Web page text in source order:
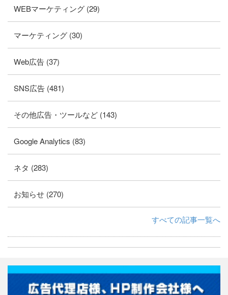
WEBマーケティング (29)
マーケティング (30)
Web広告 (37)
SNS広告 (481)
その他広告・ツールなど (143)
Google Analytics (83)
ネタ (283)
お知らせ (270)
すべての記事一覧へ